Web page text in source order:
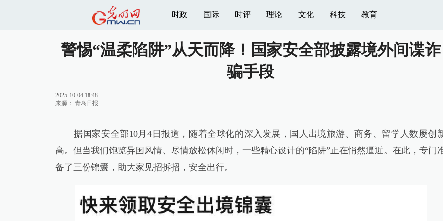
时政 国际 时评 理论 文化 科技 教育
警惕“温柔陷阱”从天而降！国家安全部披露境外间谍诈
骗手段
2025-10-04 18:48
来源： 青岛日报
据国家安全部10月4日报道，随着全球化的深入发展，国人出境旅游、商务、留学人数屡创
高。但当我们饱览异国风情、尽情放松休闲时，一些精心设计的“陷阱”正在悄然逼近。在此，专门
备了三份锦囊，助大家见招拆招，安全出行。